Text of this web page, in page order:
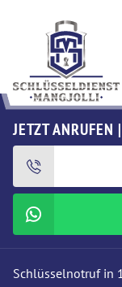
JETZT ANRUFEN
Schlüsselnotruf in